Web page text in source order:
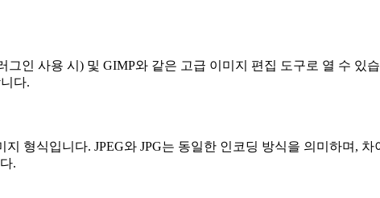
그인 사용 시) 및 GIMP와 같은 고급 이미지 편집 도구로 열 수 있
다.
형식입니다. JPEG와 JPG는 동일한 인코딩 방식을 의미하며,
.